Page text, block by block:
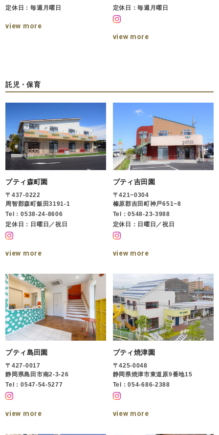
定休日：毎週月曜日
view more
定休日：毎週月曜日
view more
託児・保育
プティ森町園
〒437-0222
周智郡森町飯田3191-1
Tel：0538-24-8606
定休日：日曜日／祝日
view more
プティ吉田園
〒421−0304
榛原郡吉田町神戸651−8
Tel：0548-23-3988
定休日：日曜日／祝日
view more
プティ島田園
〒427-0017
静岡県島田市南2-3-26
Tel：0547-54-5277
view more
プティ焼津園
〒425-0048
静岡県焼津市東道原9番地15
Tel：054-686-2388
view more